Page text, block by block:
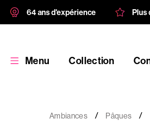
64 ans d'expérience Plus
Menu Collection
Ambiances Pâques